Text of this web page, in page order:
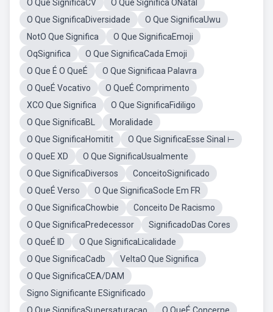
O Que SignificaCV
O Que Significa ONatal
O Que SignificaDiversidade
O Que SignificaUwu
NotO Que Significa
O Que SignificaEmoji
OqSignifica
O Que SignificaCada Emoji
O Que É O QueÉ
O Que Significaa Palavra
O QueÉ Vocativo
O QueÉ Comprimento
XCO Que Significa
O Que SignificaFidiligo
O Que SignificaBL
Moralidade
O Que SignificaHomitit
O Que SignificaEsse Sinal ⊢
O QueE XD
O Que SignificaUsualmente
O Que SignificaDiversos
ConceitoSignificado
O QueÉ Verso
O Que SignificaSocle Em FR
O Que SignificaChowbie
Conceito De Racismo
O Que SignificaPredecessor
SignificadoDas Cores
O QueÉ ID
O Que SignificaLicalidade
O Que SignificaCadb
VeltaO Que Significa
O Que SignificaCEA/DAM
Signo Significante ESignificado